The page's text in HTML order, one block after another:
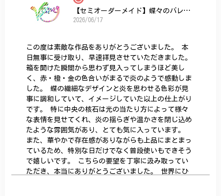
【セミオーダーメイド】蝶々のバレッタ
2026/06/17
この度は素敵な作品をありがとうございました。 本
日無事に受け取り、早速拝見させていただきました。
箱を開けた瞬間から思わず見入ってしまうほど美し
く、赤・橙・金の色合いがまるで炎のようで感動しま
した。 蝶の繊細なデザインと炎を思わせる色彩が見
事に調和していて、イメージしていた以上の仕上がり
です。 特に中央の核石は光の当たり方によって様々
な表情を見せてくれ、炎の揺らぎや温かさを閉じ込め
たような雰囲気があり、とても気に入っています。
また、華やかで存在感がありながらも上品にまとまっ
ているため、特別な日だけでなく普段使いもできそう
で嬉しいです。 こちらの要望を丁寧に汲み取ってい
ただき、本当にありがとうございました。 世界にひ